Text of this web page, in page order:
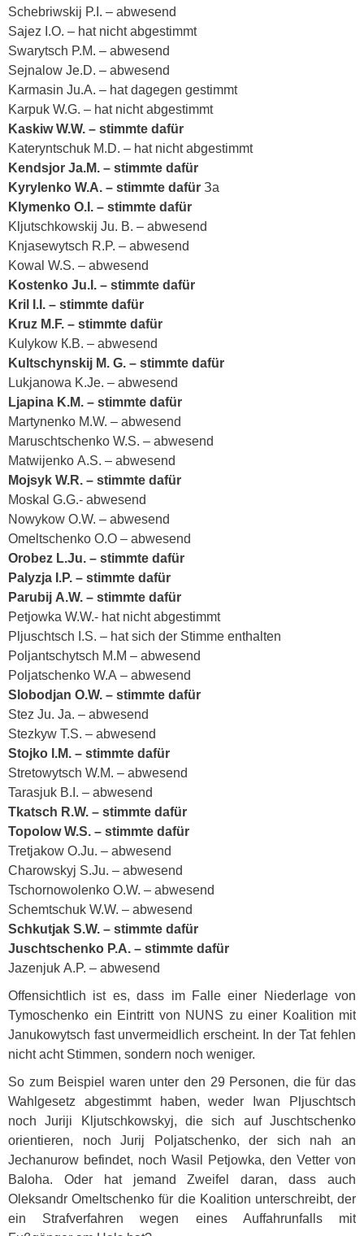
Schebriwskij P.I. – abwesend
Sajez I.O. – hat nicht abgestimmt
Swarytsch P.M. – abwesend
Sejnalow Je.D. – abwesend
Karmasin Ju.A. – hat dagegen gestimmt
Karpuk W.G. – hat nicht abgestimmt
Kaskiw W.W. – stimmte dafür
Kateryntschuk M.D. – hat nicht abgestimmt
Kendsjor Ja.M. – stimmte dafür
Kyrylenko W.A. – stimmte dafür За
Klymenko O.I. – stimmte dafür
Kljutschkowskij Ju. B. – abwesend
Knjasewytsch R.P. – abwesend
Kowal W.S. – abwesend
Kostenko Ju.I. – stimmte dafür
Kril I.I. – stimmte dafür
Kruz M.F. – stimmte dafür
Kulykow К.B. – abwesend
Kultschynskij M. G. – stimmte dafür
Lukjanowa K.Je. – abwesend
Ljapina K.M. – stimmte dafür
Martynenko М.W. – abwesend
Maruschtschenko W.S. – abwesend
Matwijenko А.S. – abwesend
Mojsyk W.R. – stimmte dafür
Moskal G.G.- abwesend
Nowykow O.W. – abwesend
Оmeltschenko О.О – abwesend
Orobez L.Ju. – stimmte dafür
Palyzja I.P. – stimmte dafür
Parubij А.W. – stimmte dafür
Petjowka W.W.- hat nicht abgestimmt
Pljuschtsch I.S. – hat sich der Stimme enthalten
Poljantschytsch М.М – abwesend
Poljatschenko W.А – abwesend
Slobodjan О.W. – stimmte dafür
Stez Ju. Ja. – abwesend
Stezkyw Т.S. – abwesend
Stojko І.М. – stimmte dafür
Stretowytsch W.М. – abwesend
Tarasjuk B.I. – abwesend
Tkatsch R.W. – stimmte dafür
Topolow W.S. – stimmte dafür
Tretjakow O.Ju. – abwesend
Charowskyj S.Ju. – abwesend
Tschornowolenko О.W. – abwesend
Schemtschuk W.W. – abwesend
Schkutjak S.W. – stimmte dafür
Juschtschenko P.А. – stimmte dafür
Jazenjuk А.P. – abwesend
Offensichtlich ist es, dass im Falle einer Niederlage von
Tymoschenko ein Eintritt von NUNS zu einer Koalition mit
Janukowytsch fast unvermeidlich erscheint. In der Tat fehlen
nicht acht Stimmen, sondern noch weniger.
So zum Beispiel waren unter den 29 Personen, die für das
Wahlgesetz abgestimmt haben, weder Iwan Pljuschtsch
noch Juriji Kljutschkowskyj, die sich auf Juschtschenko
orientieren, noch Jurij Poljatschenko, der sich nah an
Jechanurow befindet, noch Wasil Petjowka, den Vetter von
Baloha. Oder hat jemand Zweifel daran, dass auch
Oleksandr Omeltschenko für die Koalition unterschreibt, der
ein Strafverfahren wegen eines Auffahrunfalls mit